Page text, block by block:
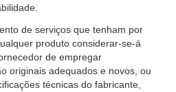
de serviços que tenham por
produto considerar-se-á
de empregar
originais adequados e novos, ou
técnicas do fabricante,